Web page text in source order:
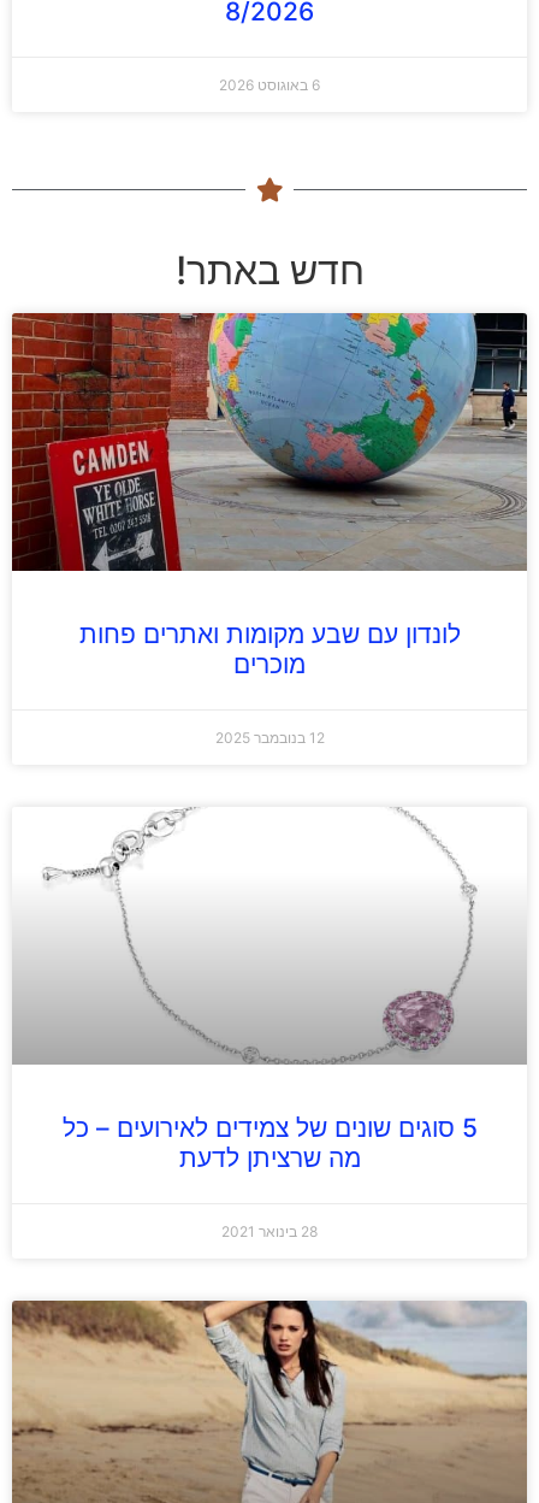
8/2026
6 באוגוסט 2026
חדש באתר!
לונדון עם שבע מקומות ואתרים פחות
מוכרים
12 בנובמבר 2025
5 סוגים שונים של צמידים לאירועים – כל
מה שרציתן לדעת
28 בינואר 2021